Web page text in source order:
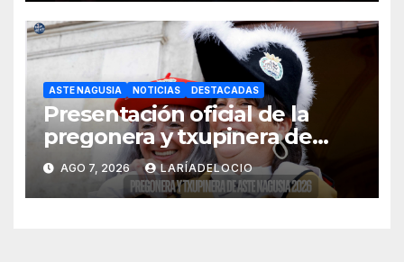
ASTE NAGUSIA NOTICIAS DESTACADAS
Presentación oficial de la
pregonera y txupinera de
Aste Nagusia 2026
AGO 7, 2026 LARÍADELOCIO